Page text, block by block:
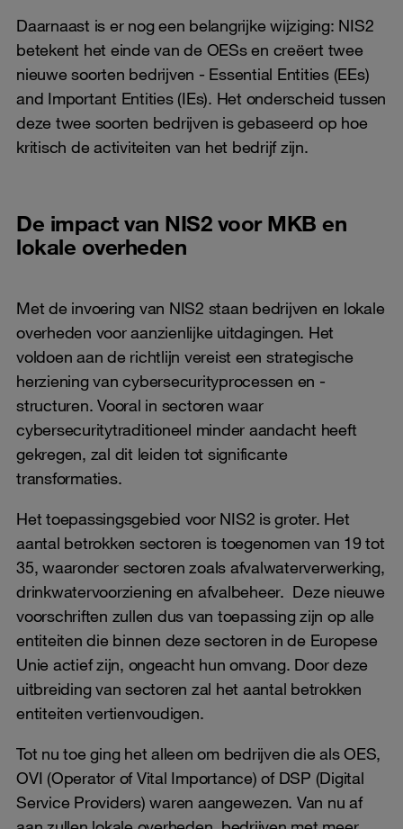
Daarnaast is er nog een belangrijke wijziging: NIS2
betekent het einde van de OESs en creëert twee
nieuwe soorten bedrijven - Essential Entities (EEs)
and Important Entities (IEs). Het onderscheid tussen
deze twee soorten bedrijven is gebaseerd op hoe
kritisch de activiteiten van het bedrijf zijn.
De impact van NIS2 voor MKB en
lokale overheden
Met de invoering van NIS2 staan bedrijven en lokale
overheden voor aanzienlijke uitdagingen. Het
voldoen aan de richtlijn vereist een strategische
herziening van cybersecurityprocessen en -
structuren. Vooral in sectoren waar
cybersecuritytraditioneel minder aandacht heeft
gekregen, zal dit leiden tot significante
transformaties.
Het toepassingsgebied voor NIS2 is groter. Het
aantal betrokken sectoren is toegenomen van 19 tot
35, waaronder sectoren zoals afvalwaterverwerking,
drinkwatervoorziening en afvalbeheer. Deze nieuwe
voorschriften zullen dus van toepassing zijn op alle
entiteiten die binnen deze sectoren in de Europese
Unie actief zijn, ongeacht hun omvang. Door deze
uitbreiding van sectoren zal het aantal betrokken
entiteiten vertienvoudigen.
Tot nu toe ging het alleen om bedrijven die als OES,
OVI (Operator of Vital Importance) of DSP (Digital
Service Providers) waren aangewezen. Van nu af